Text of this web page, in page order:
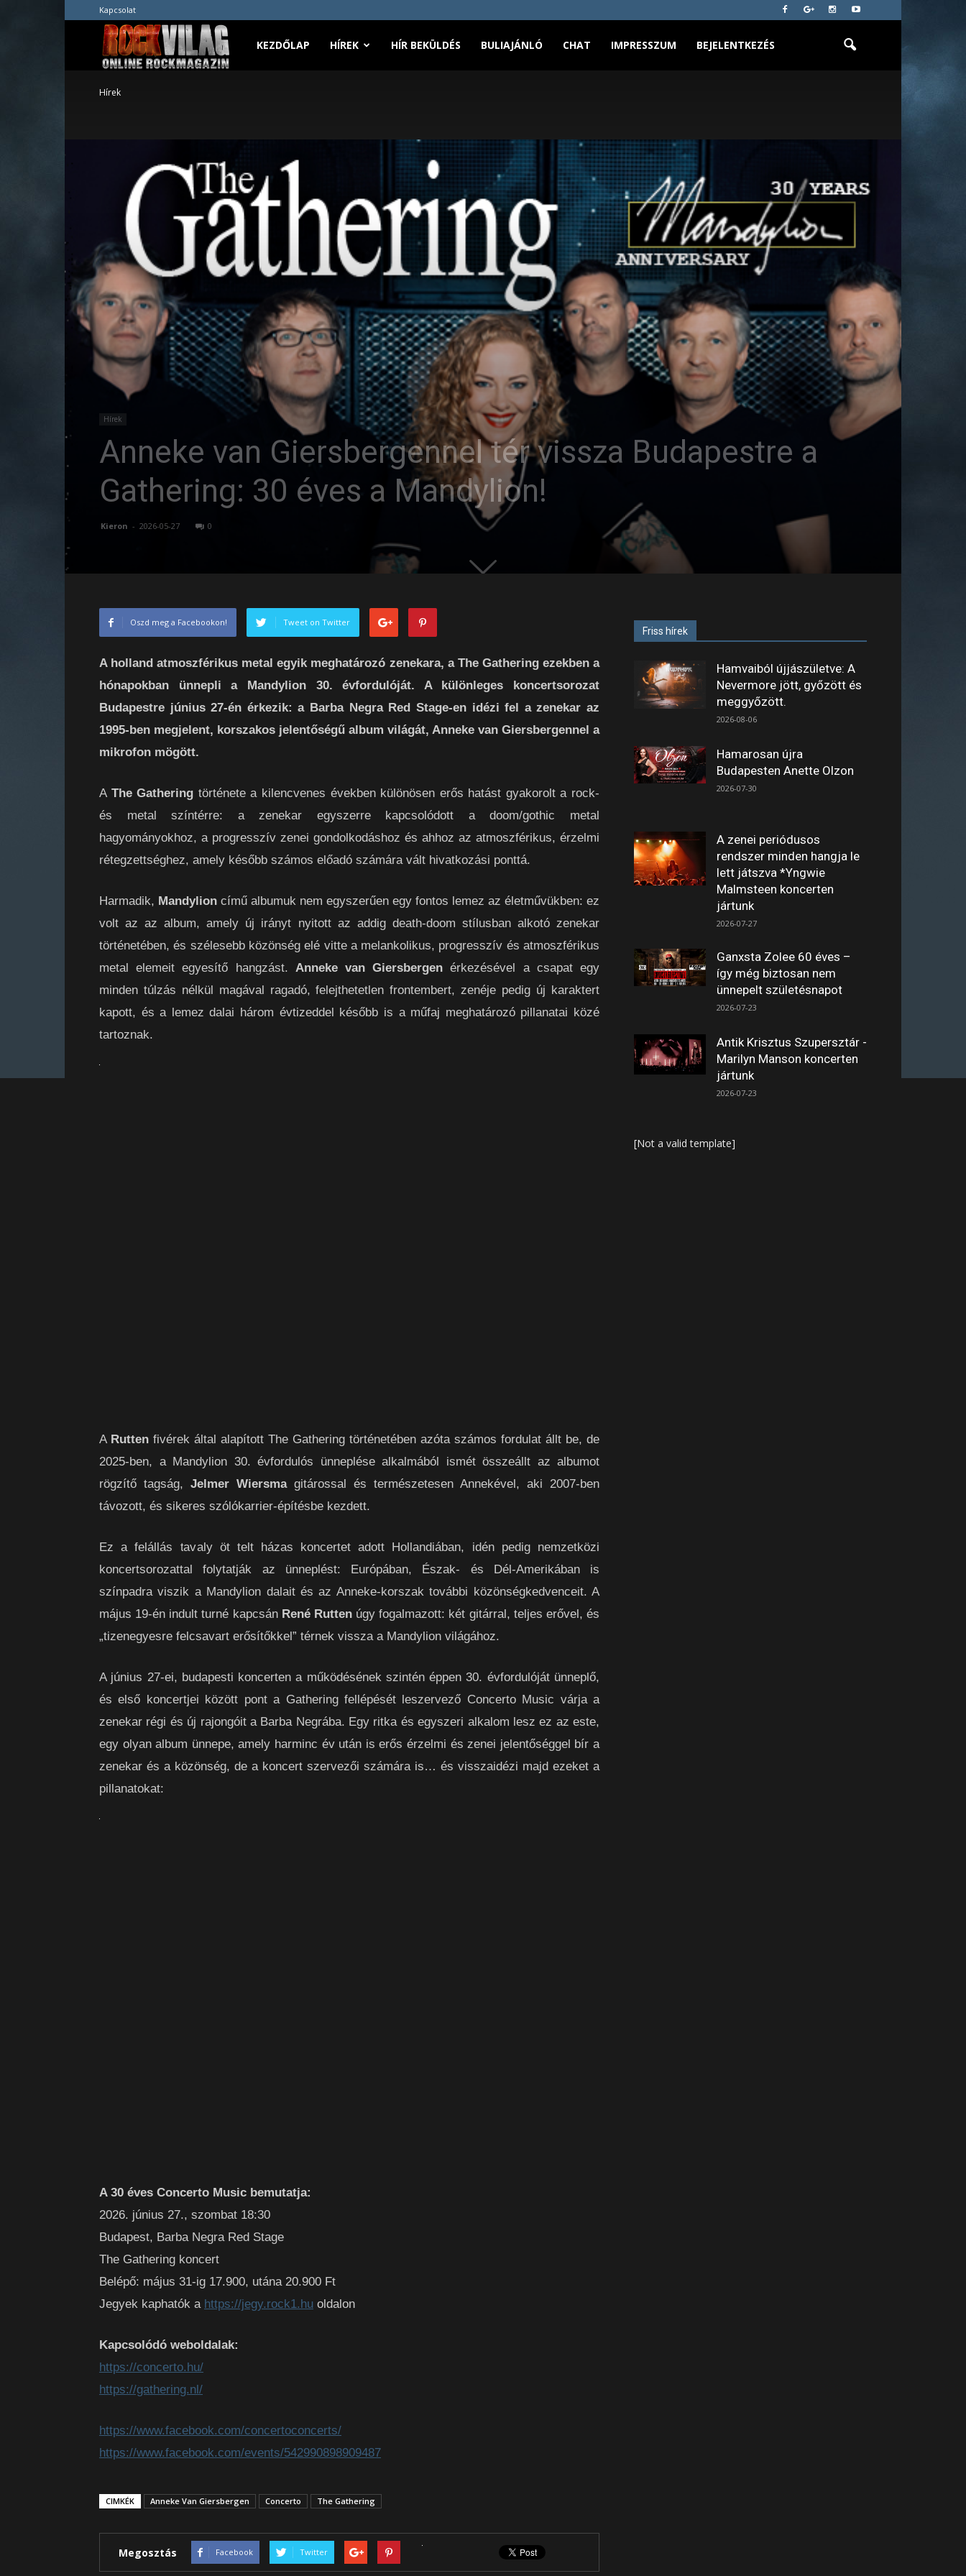
Kapcsolat
Rockvilág.hu
KEZDŐLAP HÍREK HÍR BEKÜLDÉS BULIAJÁNLÓ CHAT IMPRESSZUM BEJELENTKEZÉS
Hírek
Hírek
Anneke van Giersbergennel tér vissza Budapestre a
Gathering: 30 éves a Mandylion!
Kieron - 2026-05-27 0
Oszd meg a Facebookon! Tweet on Twitter
A holland atmoszférikus metal egyik meghatározó zenekara, a The Gathering ezekben a
hónapokban ünnepli a Mandylion 30. évfordulóját. A különleges koncertsorozat
Budapestre június 27-én érkezik: a Barba Negra Red Stage-en idézi fel a zenekar az
1995-ben megjelent, korszakos jelentőségű album világát, Anneke van Giersbergennel a
mikrofon mögött.
A The Gathering története a kilencvenes években különösen erős hatást gyakorolt a rock-
és metal színtérre: a zenekar egyszerre kapcsolódott a doom/gothic metal
hagyományokhoz, a progresszív zenei gondolkodáshoz és ahhoz az atmoszférikus, érzelmi
rétegzettséghez, amely később számos előadó számára vált hivatkozási ponttá.
Harmadik, Mandylion című albumuk nem egyszerűen egy fontos lemez az életművükben: ez
volt az az album, amely új irányt nyitott az addig death-doom stílusban alkotó zenekar
történetében, és szélesebb közönség elé vitte a melankolikus, progresszív és atmoszférikus
metal elemeit egyesítő hangzást. Anneke van Giersbergen érkezésével a csapat egy
minden túlzás nélkül magával ragadó, felejthetetlen frontembert, zenéje pedig új karaktert
kapott, és a lemez dalai három évtizeddel később is a műfaj meghatározó pillanatai közé
tartoznak.
A Rutten fivérek által alapított The Gathering történetében azóta számos fordulat állt be, de
2025-ben, a Mandylion 30. évfordulós ünneplése alkalmából ismét összeállt az albumot
rögzítő tagság, Jelmer Wiersmagitárossal és természetesen Annekével, aki 2007-ben
távozott, és sikeres szólókarrier-építésbe kezdett.
Ez a felállás tavaly öt telt házas koncertet adott Hollandiában, idén pedig nemzetközi
koncertsorozattal folytatják az ünneplést: Európában, Észak- és Dél-Amerikában is
színpadra viszik a Mandylion dalait és az Anneke-korszak további közönségkedvenceit. A
május 19-én indult turné kapcsán René Ruttenúgy fogalmazott: két gitárral, teljes erővel, és
„tizenegyesre felcsavart erősítőkkel” térnek vissza a Mandylion világához.
A június 27-ei, budapesti koncerten a működésének szintén éppen 30. évfordulóját ünneplő,
és első koncertjei között pont a Gathering fellépését leszervező Concerto Music várja a
zenekar régi és új rajongóit a Barba Negrába. Egy ritka és egyszeri alkalom lesz ez az este,
egy olyan album ünnepe, amely harminc év után is erős érzelmi és zenei jelentőséggel bír a
zenekar és a közönség, de a koncert szervezői számára is… és visszaidézi majd ezeket a
pillanatokat:
A 30 éves Concerto Music bemutatja:
2026. június 27., szombat 18:30
Budapest, Barba Negra Red Stage
The Gathering koncert
Belépő: május 31-ig 17.900, utána 20.900 Ft
Jegyek kaphatók a https://jegy.rock1.hu oldalon
Kapcsolódó weboldalak:
https://concerto.hu/
https://gathering.nl/
https://www.facebook.com/concertoconcerts/
https://www.facebook.com/events/542990898909487
CIMKÉK Anneke Van Giersbergen Concerto The Gathering
Megosztás Facebook Twitter
Friss hírek
Hamvaiból újjászületve: A
Nevermore jött, győzött és
meggyőzött.
2026-08-06
Hamarosan újra
Budapesten Anette Olzon
2026-07-30
A zenei periódusos
rendszer minden hangja le
lett játszva *Yngwie
Malmsteen koncerten
jártunk
2026-07-27
Ganxsta Zolee 60 éves –
így még biztosan nem
ünnepelt születésnapot
2026-07-23
Antik Krisztus Szupersztár -
Marilyn Manson koncerten
jártunk
2026-07-23
[Not a valid template]